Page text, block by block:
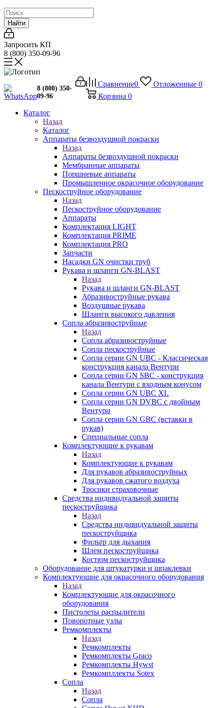
Найти
Запросить КП
8 (800) 350-09-96
Сравнение0 Отложенные 0
Корзина 0
8 (800) 350-
09-96
Каталог
Назад
Каталог
Аппараты безвоздушной покраски
Назад
Аппараты безвоздушной покраски
Мембранные аппараты
Поршневые аппараты
Промышленное окрасочное оборудование
Пескоструйное оборудование
Назад
Пескоструйное оборудование
Аппараты
Комплектация LIGHT
Комплектация PRIME
Комплектация PRO
Запчасти
Насадки GN очистки труб
Рукава и шланги GN-BLAST
Назад
Рукава и шланги GN-BLAST
Абразивоструйные рукава
Воздушные рукава
Шланги высокого давления
Сопла абразивоструйные
Назад
Сопла абразивоструйные
Сопла пескоструйные
Сопла серии GN UBC - Классическая
конструкция канала Вентури
Сопла серии GN SBC - конструкция
канала Вентури c входным конусом
Сопла серии GN UBC XL
Сопла серии GN DVBC с двойным
Вентури
Сопла серии GN GBC (вставки в
рукав)
Специальные сопла
Комплектующие к рукавам
Назад
Комплектующие к рукавам
Для рукавов абразивоструйных
Для рукавов сжатого воздуха
Тросики страховочные
Средства индивидуальной защиты
пескоструйщика
Назад
Средства индивидуальной защиты
пескоструйщика
Фильтр для дыхания
Шлем пескоструйщика
Костюм пескоструйщика
Оборудование для штукатурки и шпаклевки
Комплектующие для окрасочного оборудования
Назад
Комплектующие для окрасочного
оборудования
Пистолеты распылители
Поворотные узлы
Ремкомплекты
Назад
Ремкомплекты
Ремкомплекты Graco
Ремкомплекты Hywst
Ремкомпллекты Sotex
Сопла
Назад
Сопла